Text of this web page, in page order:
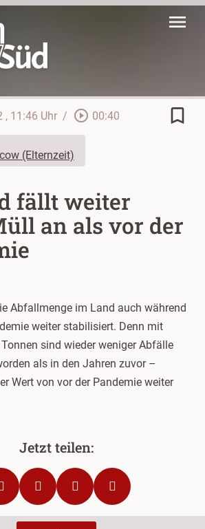
menu
, 11:46 Uhr / play_circle_outline 00:40 bookmark_border
(Elternzeit)
fällt weiter
an als vor der
Abfallmenge im Land auch während
weiter stabilisiert. Denn mit
sind wieder weniger Abfälle
als in den Jahren zuvor –
Wert von vor der Pandemie weiter